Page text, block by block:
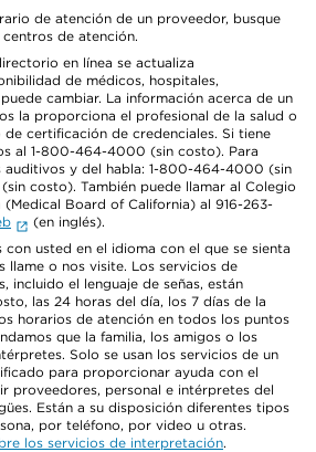
de atención de un proveedor, busque
de atención.
en línea se actualiza
de médicos, hospitales,
cambiar. La información acerca de un
la proporciona el profesional de la salud o
certificación de credenciales. Si tiene
al 1-800-464-4000 (sin costo). Para
auditivos y del habla: 1-800-464-4000 (sin
(sin costo). También puede llamar al Colegio
Board of California) al 916-263-
(en inglés).
con usted en el idioma con el que se sienta
llame o nos visite. Los servicios de
incluido el lenguaje de señas, están
las 24 horas del día, los 7 días de la
horarios de atención en todos los puntos
que la familia, los amigos o los
Solo se usan los servicios de un
para proporcionar ayuda con el
proveedores, personal e intérpretes del
Están a su disposición diferentes tipos
por teléfono, por video u otras.
los servicios de interpretación.